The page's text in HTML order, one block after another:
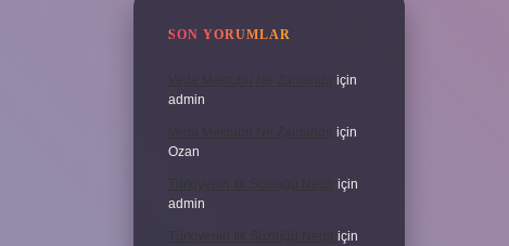
SON YORUMLAR
Veda Mektubu Ne Zamandır için
admin
Veda Mektubu Ne Zamandır için
Ozan
Türkiyenin Ilk Sözlüğü Nedir için
admin
Türkiyenin Ilk Sözlüğü Nedir için